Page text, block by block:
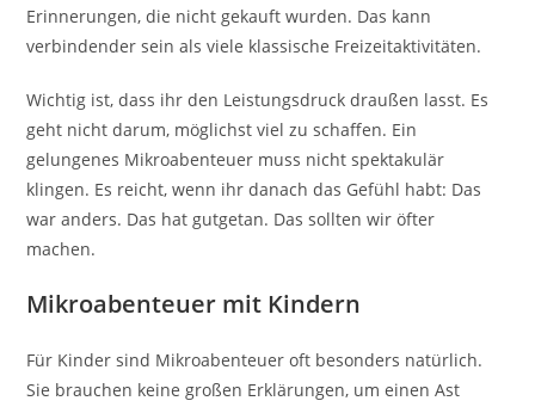
Erinnerungen, die nicht gekauft wurden. Das kann
verbindender sein als viele klassische Freizeitaktivitäten.
Wichtig ist, dass ihr den Leistungsdruck draußen lasst. Es
geht nicht darum, möglichst viel zu schaffen. Ein
gelungenes Mikroabenteuer muss nicht spektakulär
klingen. Es reicht, wenn ihr danach das Gefühl habt: Das
war anders. Das hat gutgetan. Das sollten wir öfter
machen.
Mikroabenteuer mit Kindern
Für Kinder sind Mikroabenteuer oft besonders natürlich.
Sie brauchen keine großen Erklärungen, um einen Ast